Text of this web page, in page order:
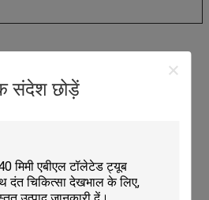
संदेश छोड़ें
ट्रेडिंग कंपनी हैं?
कारखाना हैं
हैं?
कर सकते हैंस्वागत किया।
करूं?